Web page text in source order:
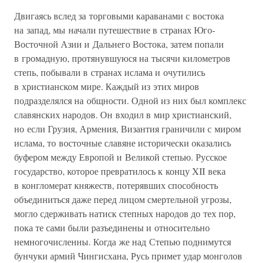
Двигаясь вслед за торговыми караванами с востока
на запад, мы начали путешествие в странах Юго-
Восточной Азии и Дальнего Востока, затем попали
в громадную, протянувшуюся на тысячи километров
степь, побывали в странах ислама и очутились
в христианском мире. Каждый из этих миров
подразделялся на общности. Одной из них был комплекс
славянских народов. Он входил в мир христианский,
но если Грузия, Армения, Византия граничили с миром
ислама, то восточные славяне исторически оказались
буфером между Европой и Великой степью. Русское
государство, которое превратилось к концу XII века
в конгломерат княжеств, потерявших способность
объединиться даже перед лицом смертельной угрозы,
могло сдерживать натиск степных народов до тех пор,
пока те сами были разъединены и относительно
немногочисленны. Когда же над Степью поднимутся
бунчуки армий Чингисхана, Русь примет удар монголов